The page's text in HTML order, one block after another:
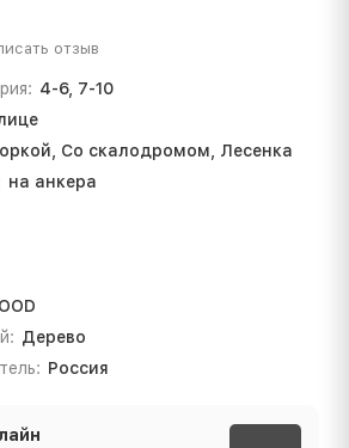
отзыв
4-6, 7-10
Со скалодромом, Лесенка
на анкера
Дерево
Россия